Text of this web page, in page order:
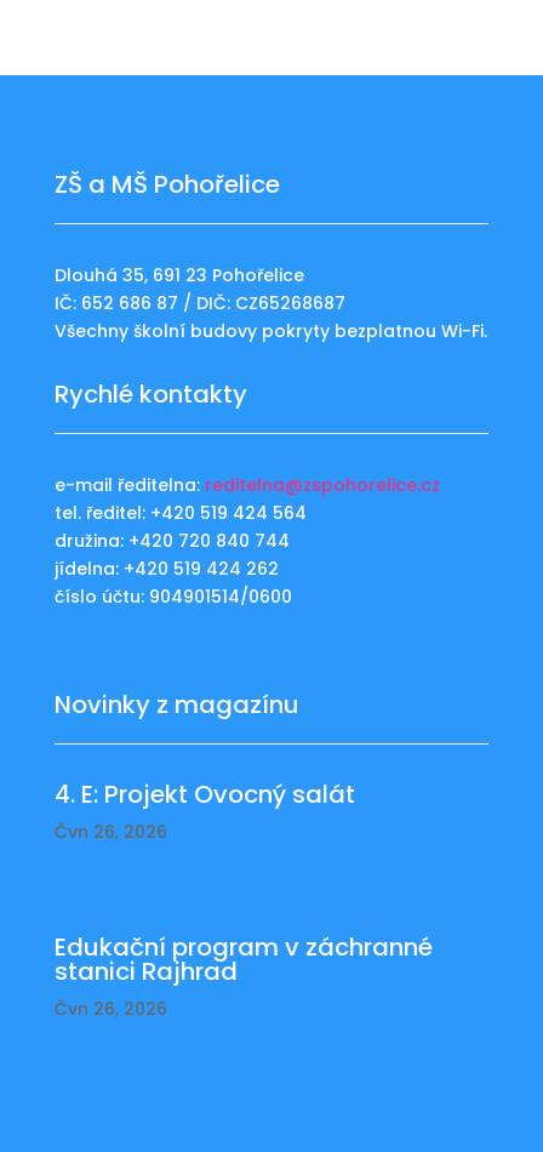
ZŠ a MŠ Pohořelice
Dlouhá 35, 691 23 Pohořelice
IČ: 652 686 87 / DIČ: CZ65268687
Všechny školní budovy pokryty bezplatnou Wi-Fi.
Rychlé kontakty
e-mail ředitelna: reditelna@zspohorelice.cz
tel. ředitel: +420 519 424 564
družina: +420 720 840 744
jídelna: +420 519 424 262
číslo účtu: 904901514/0600
Novinky z magazínu
4. E: Projekt Ovocný salát
Čvn 26, 2026
Edukační program v záchranné
stanici Rajhrad
Čvn 26, 2026